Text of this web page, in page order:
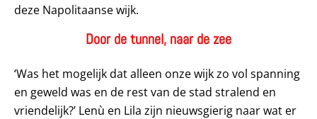
deze Napolitaanse wijk.
Door de tunnel, naar de zee
‘Was het mogelijk dat alleen onze wijk zo vol spanning
en geweld was en de rest van de stad stralend en
vriendelijk?’ Lenù en Lila zijn nieuwsgierig naar wat er